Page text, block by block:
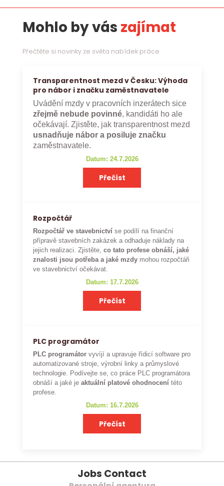
Mohlo by vás zajímat
Přečtěte si novinky ze světa nabídek práce
Transparentnost mezd v Česku: Výhoda
pro nábor i značku zaměstnavatele
Uvádění mzdy v pracovních inzerátech sice
zřejmě nebude povinné, kandidáti ho ale
očekávají. Zjistěte, jak transparentnost mezd
usnadňuje nábor a posiluje značku
zaměstnavatele.
Datum: 24.7.2026
Přečíst
Rozpočtář
Rozpočtář ve stavebnictví se podílí na finanční
přípravě stavebních zakázek a odhaduje náklady na
jejich realizaci. Zjistěte,co tato profese obnáší, jaké
znalosti jsou potřeba a jaké mzdy mohou rozpočtáři
ve stavebnictví očekávat.
Datum: 17.7.2026
Přečíst
PLC programátor
PLC programátor vyvíjí a upravuje řídicí software pro
automatizované stroje, výrobní linky a průmyslové
technologie. Podívejte se, co práce PLC programátora
obnáší a jaké je aktuální platové ohodnocení této
profese.
Datum: 16.7.2026
Přečíst
Jobs Contact